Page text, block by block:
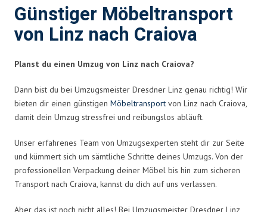
Günstiger Möbeltransport
von Linz nach Craiova
Planst du einen Umzug von Linz nach Craiova?
Dann bist du bei Umzugsmeister Dresdner Linz genau richtig! Wir
bieten dir einen günstigen Möbeltransport von Linz nach Craiova,
damit dein Umzug stressfrei und reibungslos abläuft.
Unser erfahrenes Team von Umzugsexperten steht dir zur Seite
und kümmert sich um sämtliche Schritte deines Umzugs. Von der
professionellen Verpackung deiner Möbel bis hin zum sicheren
Transport nach Craiova, kannst du dich auf uns verlassen.
Aber das ist noch nicht alles! Bei Umzugsmeister Dresdner Linz